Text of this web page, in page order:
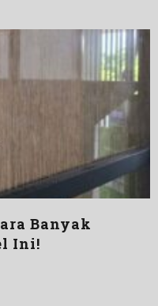
Banyak
Ini!